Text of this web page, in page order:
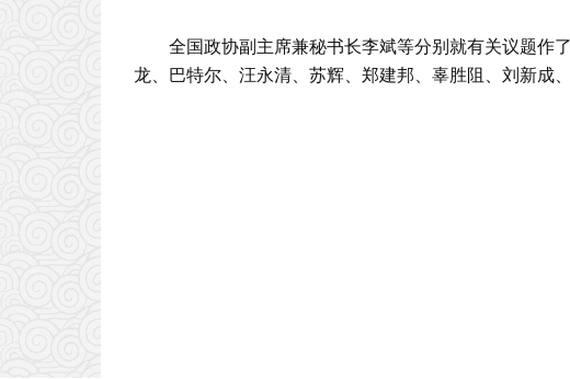
全国政协副主席兼秘书长李斌等分别就有关议题作
龙、巴特尔、汪永清、苏辉、郑建邦、辜胜阻、刘新成